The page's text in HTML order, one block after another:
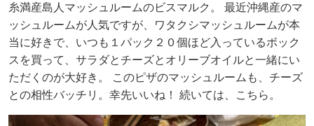
糸満産島人マッシュルームのビスマルク。 最近沖縄産のマ
ッシュルームが人気ですが、ワタクシマッシュルームが本
当に好きで、いつも１パック２０個ほど入っているボック
スを買って、サラダとチーズとオリーブオイルと一緒にい
ただくのが大好き。 このピザのマッシュルームも、チーズ
との相性バッチリ。幸先いいね！ 続いては、こちら。